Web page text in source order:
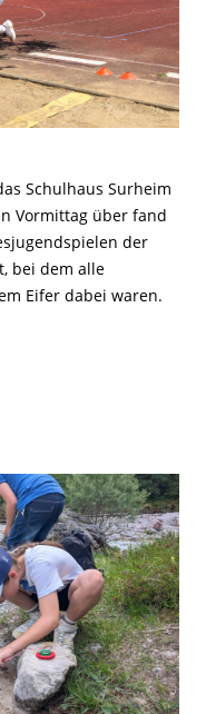
Schulhaus Surheim
Vormittag über fand
der
bei dem alle
Eifer dabei waren.